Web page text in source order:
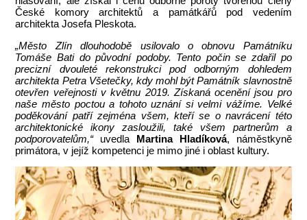
České komory architektů a památkářů pod vedením
architekta Josefa Pleskota.
„Město Zlín dlouhodobě usilovalo o obnovu Památníku
Tomáše Bati do původní podoby. Tento počin se zdařil po
precizní dvouleté rekonstrukci pod odborným dohledem
architekta Petra Všetečky, kdy mohl být Památník slavnostně
otevřen veřejnosti v květnu 2019. Získaná ocenění jsou pro
naše město poctou a tohoto uznání si velmi vážíme. Velké
poděkování patří zejména všem, kteří se o navrácení této
architektonické ikony zasloužili, také všem partnerům a
podporovatelům,“ uvedla Martina Hladíková, náměstkyně
primátora, v jejíž kompetenci je mimo jiné i oblast kultury.